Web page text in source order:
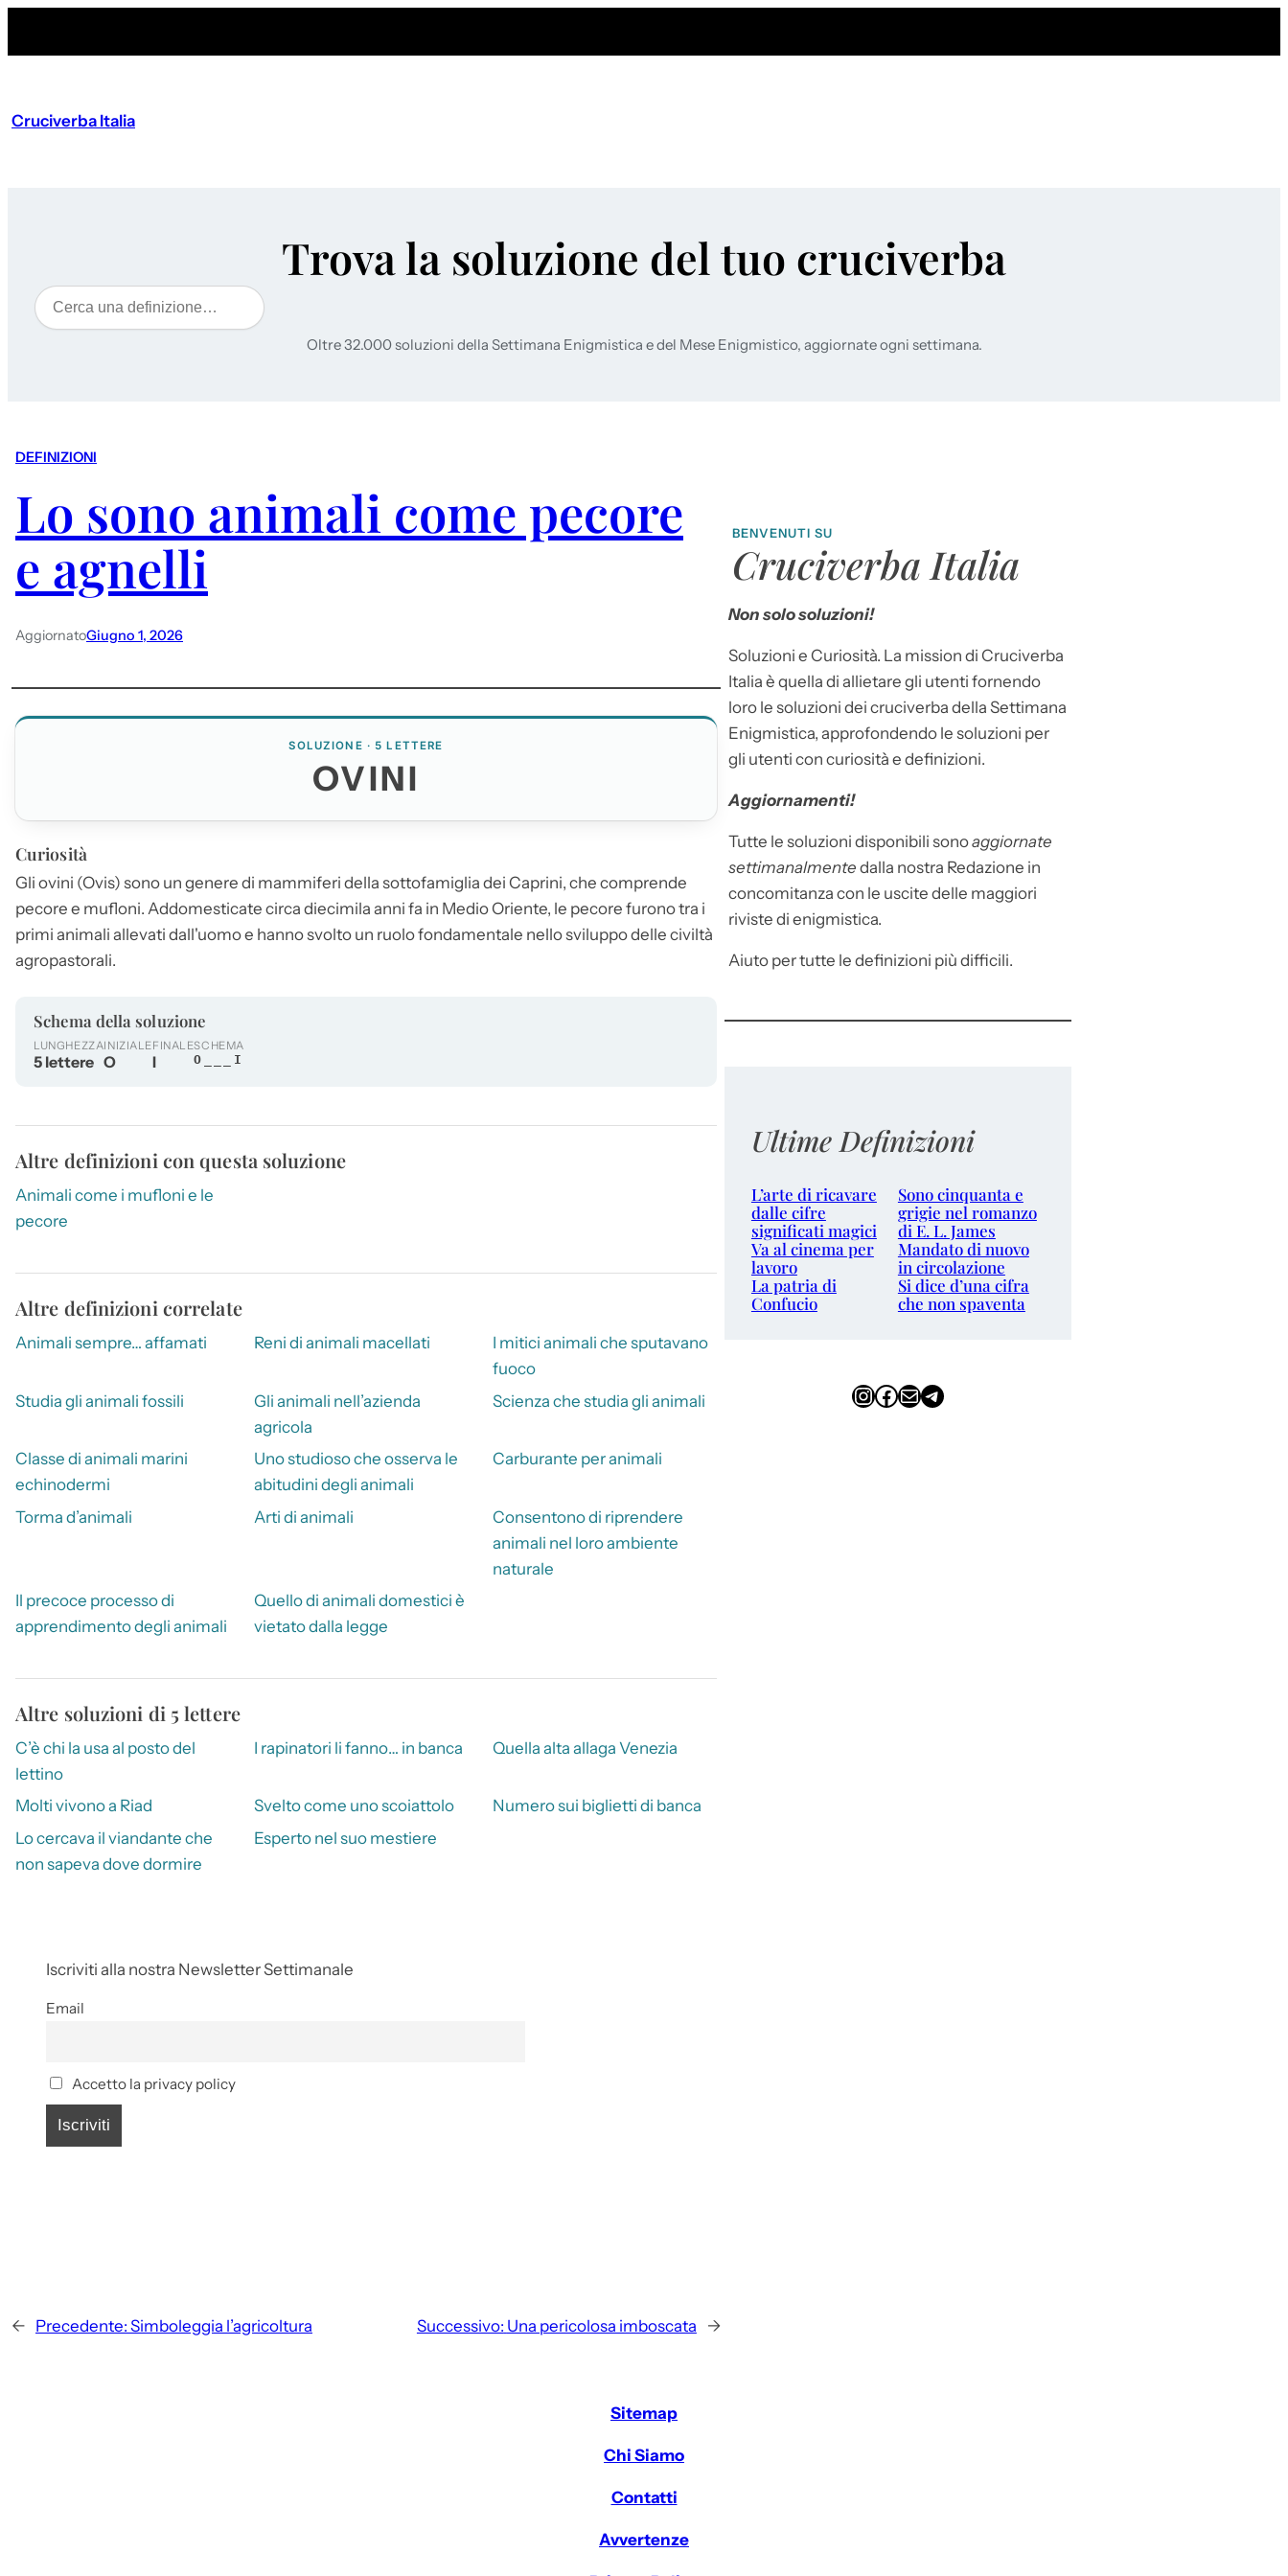
Cruciverba Italia
Trova la soluzione del tuo cruciverba
Cerca
Oltre 32.000 soluzioni della Settimana Enigmistica e del Mese Enigmistico, aggiornate ogni settimana.
DEFINIZIONI
Lo sono animali come pecore
e agnelli
AggiornatoGiugno 1, 2026
SOLUZIONE · 5 LETTERE
OVINI
Curiosità
Gli ovini (Ovis) sono un genere di mammiferi della sottofamiglia dei Caprini, che comprende
pecore e mufloni. Addomesticate circa diecimila anni fa in Medio Oriente, le pecore furono tra i
primi animali allevati dall'uomo e hanno svolto un ruolo fondamentale nello sviluppo delle civiltà
agropastorali.
Schema della soluzione
LUNGHEZZA
5 lettere
INIZIALE
O
FINALE
I
SCHEMA
O___I
Altre definizioni con questa soluzione
Animali come i mufloni e le
pecore
Altre definizioni correlate
Animali sempre… affamati Reni di animali macellati
I mitici animali che sputavano
fuoco
Studia gli animali fossili
Gli animali nell’azienda
agricola
Scienza che studia gli animali
Classe di animali marini
echinodermi
Uno studioso che osserva le
abitudini degli animali
Carburante per animali
Torma d’animali Arti di animali
Consentono di riprendere
animali nel loro ambiente
naturale
Il precoce processo di
apprendimento degli animali
Quello di animali domestici è
vietato dalla legge
Altre soluzioni di 5 lettere
C’è chi la usa al posto del
lettino
I rapinatori li fanno… in banca Quella alta allaga Venezia
Molti vivono a Riad Svelto come uno scoiattolo
Numero sui biglietti di banca
Lo cercava il viandante che
non sapeva dove dormire
Esperto nel suo mestiere
Iscriviti alla nostra Newsletter Settimanale
Email
Accetto la privacy policy
← Precedente: Simboleggia l’agricoltura Successivo: Una pericolosa imboscata →
BENVENUTI SU
Cruciverba Italia
Non solo soluzioni!
Soluzioni e Curiosità. La mission di Cruciverba
Italia è quella di allietare gli utenti fornendo
loro le soluzioni dei cruciverba della Settimana
Enigmistica, approfondendo le soluzioni per
gli utenti con curiosità e definizioni.
Aggiornamenti!
Tutte le soluzioni disponibili sonoaggiornate
settimanalmente dalla nostra Redazione in
concomitanza con le uscite delle maggiori
riviste di enigmistica.
Aiuto per tutte le definizioni più difficili.
Ultime Definizioni
L’arte di ricavare
dalle cifre
significati magici
Sono cinquanta e
grigie nel romanzo
di E. L. James
Va al cinema per
lavoro
Mandato di nuovo
in circolazione
La patria di
Confucio
Si dice d’una cifra
che non spaventa
InstagramFacebook Email Telegram
Sitemap
Chi Siamo
Contatti
Avvertenze